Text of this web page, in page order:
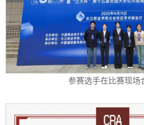
参赛选手在比赛现场